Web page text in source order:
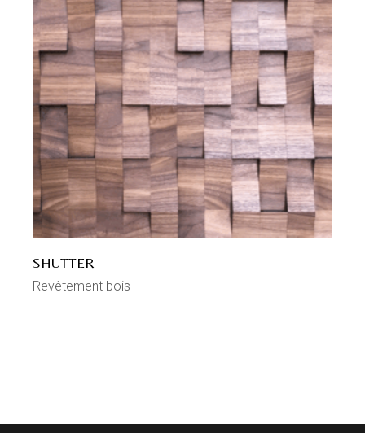
SHUTTER
Revêtement bois